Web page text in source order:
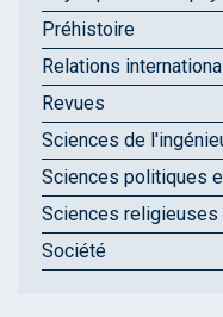
Préhistoire
Relations
Revues
Sciences de
Sciences politiques
Sciences religieuses
Société